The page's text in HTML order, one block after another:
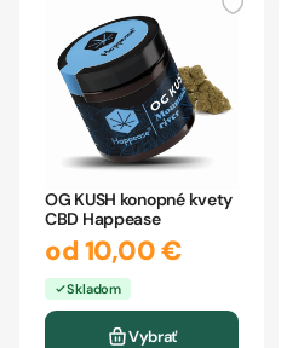
OG KUSH konopné kvety
CBD Happease
od 10,00 €
Skladom
Vybrať